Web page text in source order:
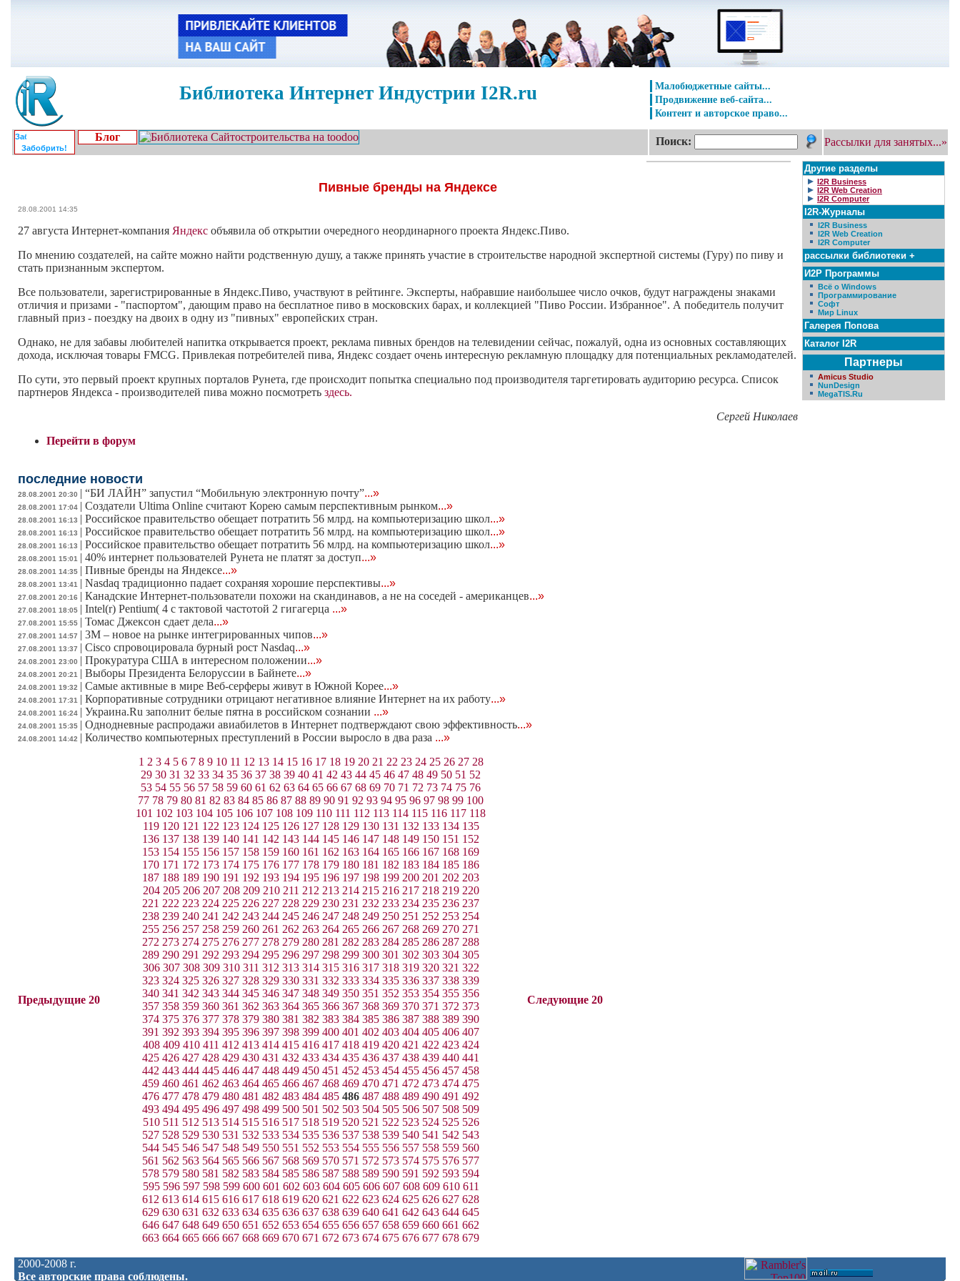
Библиотека Интернет Индустрии I2R.ru
Малобюджетные сайты...
Продвижение веб-сайта...
Контент и авторское право...
Забобрить!
Блог Поиск: Рассылки для занятых...»
Пивные бренды на Яндексе
28.08.2001 14:35
27 августа Интернет-компания Яндекс объявила об открытии очередного неординарного проекта Яндекс.Пиво.
По мнению создателей, на сайте можно найти родственную душу, а также принять участие в строительстве народной экспертной системы (Гуру) по пиву и
стать признанным экспертом.
Все пользователи, зарегистрированные в Яндекс.Пиво, участвуют в рейтинге. Эксперты, набравшие наибольшее число очков, будут награждены знаками
отличия и призами - "паспортом", дающим право на бесплатное пиво в московских барах, и коллекцией "Пиво России. Избранное". А победитель получит
главный приз - поездку на двоих в одну из "пивных" европейских стран.
Однако, не для забавы любителей напитка открывается проект, реклама пивных брендов на телевидении сейчас, пожалуй, одна из основных составляющих
дохода, исключая товары FMCG. Привлекая потребителей пива, Яндекс создает очень интересную рекламную площадку для потенциальных рекламодателей.
По сути, это первый проект крупных порталов Рунета, где происходит попытка специально под производителя таргетировать аудиторию ресурса. Список
партнеров Яндекса - производителей пива можно посмотреть здесь.
Сергей Николаев
Перейти в форум
последние новости
28.08.2001 20:30 | “БИ ЛАЙН” запустил “Мобильную электронную почту”...»
28.08.2001 17:04 | Создатели Ultima Online считают Корею самым перспективным рынком...»
28.08.2001 16:13 | Российское правительство обещает потратить 56 млрд. на компьютеризацию школ...»
28.08.2001 16:13 | Российское правительство обещает потратить 56 млрд. на компьютеризацию школ...»
28.08.2001 16:13 | Российское правительство обещает потратить 56 млрд. на компьютеризацию школ...»
28.08.2001 15:01 | 40% интернет пользователей Рунета не платят за доступ...»
28.08.2001 14:35 | Пивные бренды на Яндексе...»
28.08.2001 13:41 | Nasdaq традиционно падает сохраняя хорошие перспективы...»
27.08.2001 20:16 | Канадские Интернет-пользователи похожи на скандинавов, а не на соседей - американцев...»
27.08.2001 18:05 | Intel(r) Pentium( 4 с тактовой частотой 2 гигагерца ...»
27.08.2001 15:55 | Томас Джексон сдает дела...»
27.08.2001 14:57 | 3М – новое на рынке интегрированных чипов...»
27.08.2001 13:37 | Cisco спровоцировала бурный рост Nasdaq...»
24.08.2001 23:00 | Прокуратура США в интересном положении...»
24.08.2001 20:21 | Выборы Президента Белоруссии в Байнете...»
24.08.2001 19:32 | Самые активные в мире Веб-серферы живут в Южной Корее...»
24.08.2001 17:31 | Корпоративные сотрудники отрицают негативное влияние Интернет на их работу...»
24.08.2001 16:24 | Украина.Ru заполнит белые пятна в российском сознании ...»
24.08.2001 15:35 | Однодневные распродажи авиабилетов в Интернет подтверждают свою эффективность...»
24.08.2001 14:42 | Количество компьютерных преступлений в России выросло в два раза ...»
Предыдущие 20
1 2 3 4 5 6 7 8 9 10 11 12 13 14 15 16 17 18 19 20 21 22 23 24 25 26 27 28
29 30 31 32 33 34 35 36 37 38 39 40 41 42 43 44 45 46 47 48 49 50 51 52
53 54 55 56 57 58 59 60 61 62 63 64 65 66 67 68 69 70 71 72 73 74 75 76
77 78 79 80 81 82 83 84 85 86 87 88 89 90 91 92 93 94 95 96 97 98 99 100
101 102 103 104 105 106 107 108 109 110 111 112 113 114 115 116 117 118
119 120 121 122 123 124 125 126 127 128 129 130 131 132 133 134 135
136 137 138 139 140 141 142 143 144 145 146 147 148 149 150 151 152
153 154 155 156 157 158 159 160 161 162 163 164 165 166 167 168 169
170 171 172 173 174 175 176 177 178 179 180 181 182 183 184 185 186
187 188 189 190 191 192 193 194 195 196 197 198 199 200 201 202 203
204 205 206 207 208 209 210 211 212 213 214 215 216 217 218 219 220
221 222 223 224 225 226 227 228 229 230 231 232 233 234 235 236 237
238 239 240 241 242 243 244 245 246 247 248 249 250 251 252 253 254
255 256 257 258 259 260 261 262 263 264 265 266 267 268 269 270 271
272 273 274 275 276 277 278 279 280 281 282 283 284 285 286 287 288
289 290 291 292 293 294 295 296 297 298 299 300 301 302 303 304 305
306 307 308 309 310 311 312 313 314 315 316 317 318 319 320 321 322
323 324 325 326 327 328 329 330 331 332 333 334 335 336 337 338 339
340 341 342 343 344 345 346 347 348 349 350 351 352 353 354 355 356
357 358 359 360 361 362 363 364 365 366 367 368 369 370 371 372 373
374 375 376 377 378 379 380 381 382 383 384 385 386 387 388 389 390
391 392 393 394 395 396 397 398 399 400 401 402 403 404 405 406 407
408 409 410 411 412 413 414 415 416 417 418 419 420 421 422 423 424
425 426 427 428 429 430 431 432 433 434 435 436 437 438 439 440 441
442 443 444 445 446 447 448 449 450 451 452 453 454 455 456 457 458
459 460 461 462 463 464 465 466 467 468 469 470 471 472 473 474 475
476 477 478 479 480 481 482 483 484 485 486 487 488 489 490 491 492
493 494 495 496 497 498 499 500 501 502 503 504 505 506 507 508 509
510 511 512 513 514 515 516 517 518 519 520 521 522 523 524 525 526
527 528 529 530 531 532 533 534 535 536 537 538 539 540 541 542 543
544 545 546 547 548 549 550 551 552 553 554 555 556 557 558 559 560
561 562 563 564 565 566 567 568 569 570 571 572 573 574 575 576 577
578 579 580 581 582 583 584 585 586 587 588 589 590 591 592 593 594
595 596 597 598 599 600 601 602 603 604 605 606 607 608 609 610 611
612 613 614 615 616 617 618 619 620 621 622 623 624 625 626 627 628
629 630 631 632 633 634 635 636 637 638 639 640 641 642 643 644 645
646 647 648 649 650 651 652 653 654 655 656 657 658 659 660 661 662
663 664 665 666 667 668 669 670 671 672 673 674 675 676 677 678 679
Следующие 20
Другие разделы
I2R Business
I2R Web Creation
I2R Computer
I2R-Журналы
I2R Business
I2R Web Creation
I2R Computer
рассылки библиотеки +
И2Р Программы
Всё о Windows
Программирование
Софт
Мир Linux
Галерея Попова
Каталог I2R
Партнеры
Amicus Studio
NunDesign
MegaTIS.Ru
2000-2008 г.
Все авторские права соблюдены.